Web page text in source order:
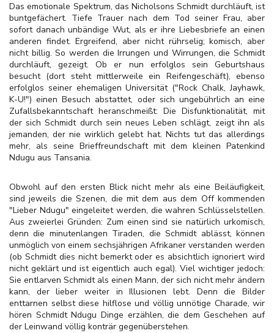
Das emotionale Spektrum, das Nicholsons Schmidt durchläuft, ist
buntgefächert. Tiefe Trauer nach dem Tod seiner Frau, aber
sofort danach unbändige Wut, als er ihre Liebesbriefe an einen
anderen findet. Ergreifend, aber nicht rührselig; komisch, aber
nicht billig. So werden die Irrungen und Wirrungen, die Schmidt
durchläuft, gezeigt. Ob er nun erfolglos sein Geburtshaus
besucht (dort steht mittlerweile ein Reifengeschäft), ebenso
erfolglos seiner ehemaligen Universität ("Rock Chalk, Jayhawk,
K-U!") einen Besuch abstattet, oder sich ungebührlich an eine
Zufallsbekanntschaft heranschmeißt: Die Disfunktionalität, mit
der sich Schmidt durch sein neues Leben schlägt, zeigt ihn als
jemanden, der nie wirklich gelebt hat. Nichts tut das allerdings
mehr, als seine Brieffreundschaft mit dem kleinen Patenkind
Ndugu aus Tansania.
Obwohl auf den ersten Blick nicht mehr als eine Beiläufigkeit,
sind jeweils die Szenen, die mit dem aus dem Off kommenden
"Lieber Ndugu" eingeleitet werden, die wahren Schlüsselstellen.
Aus zweierlei Gründen: Zum einen sind sie natürlich urkomisch,
denn die minutenlangen Tiraden, die Schmidt ablässt, können
unmöglich von einem sechsjährigen Afrikaner verstanden werden
(ob Schmidt dies nicht bemerkt oder es absichtlich ignoriert wird
nicht geklärt und ist eigentlich auch egal). Viel wichtiger jedoch:
Sie entlarven Schmidt als einen Mann, der sich nicht mehr ändern
kann, der lieber weiter in Illusionen lebt. Denn die Bilder
enttarnen selbst diese hilflose und völlig unnötige Charade, wir
hören Schmidt Ndugu Dinge erzählen, die dem Geschehen auf
der Leinwand völlig konträr gegenüberstehen.